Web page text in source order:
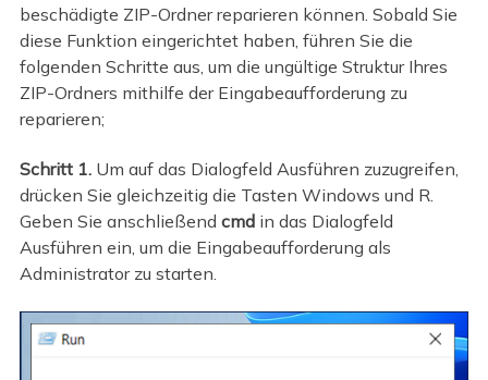
beschädigte ZIP-Ordner reparieren können. Sobald Sie
diese Funktion eingerichtet haben, führen Sie die
folgenden Schritte aus, um die ungültige Struktur Ihres
ZIP-Ordners mithilfe der Eingabeaufforderung zu
reparieren;
Schritt 1.Um auf das Dialogfeld Ausführen zuzugreifen,
drücken Sie gleichzeitig die Tasten Windows und R.
Geben Sie anschließend cmdin das Dialogfeld
Ausführen ein, um die Eingabeaufforderung als
Administrator zu starten.